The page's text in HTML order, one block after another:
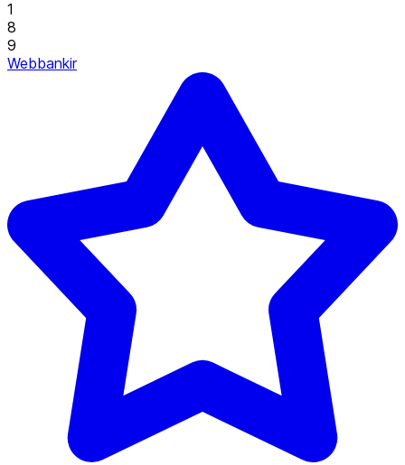
1
8
9
Webbankir